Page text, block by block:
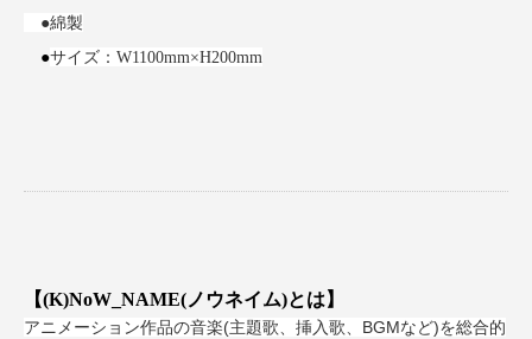
●綿製
●サイズ：W1100mm×H200mm
【(K)NoW_NAME(ノウネイム)とは】
アニメーション作品の音楽(主題歌、挿入歌、BGMなど)を総合的